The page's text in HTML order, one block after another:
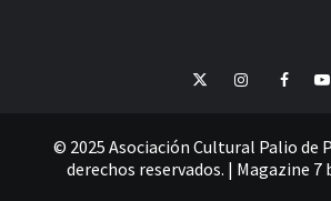
TwitterInstagram
© 2025 Asociación Cultural Palio de
derechos reservados. | Magazine 7